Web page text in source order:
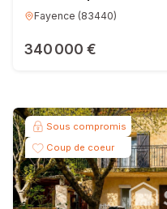
Fayence (83440)
340 000 €
Sous compromis
Coup de coeur